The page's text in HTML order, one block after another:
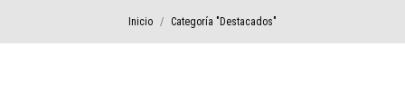
Estás aquí:
Inicio Categoría "Destacados"